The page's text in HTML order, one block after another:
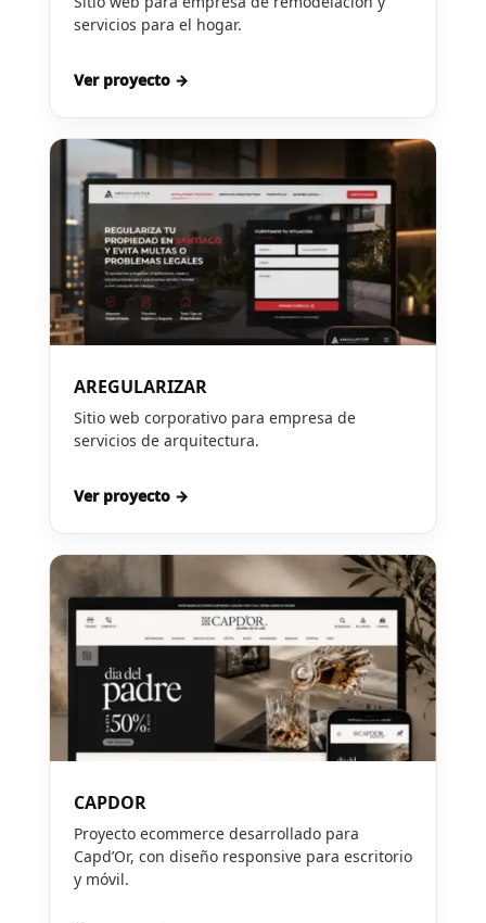
servicios para el hogar.
Ver proyecto →
AREGULARIZAR
Sitio web corporativo para empresa de
servicios de arquitectura.
Ver proyecto →
CAPDOR
Proyecto ecommerce desarrollado para
Capd’Or, con diseño responsive para escritorio
y móvil.